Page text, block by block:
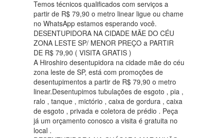
Temos técnicos qualificados com serviços a
partir de R$ 79,90 o metro linear ligue ou chame
no WhatsApp estamos esperando você.
DESENTUPIDORA NA CIDADE MÃE DO CÉU
ZONA LESTE SP/ MENOR PREÇO a PARTIR
DE R$ 79,90 ( VISITA GRATIS )
A Hiroshiro desentupidora na cidade mãe do céu
zona leste de SP, está com promoções de
desentupimentos a partir de R$ 79,90 o metro
linear.Desentupimos tubulações de esgoto , pia ,
ralo , tanque , mictório , caixa de gordura , caixa
de esgoto , privada e coletora de prédio . Peça
já um orçamento conosco a visita é gratuita no
local .